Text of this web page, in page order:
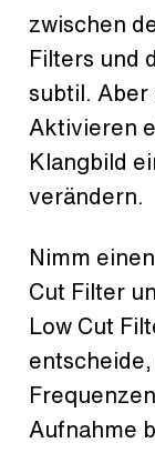
zwischen
Filters und
subtil. Aber
Aktivieren
Klangbild
verändern.
Nimm
Cut Filter
Low Cut
Aufnahme